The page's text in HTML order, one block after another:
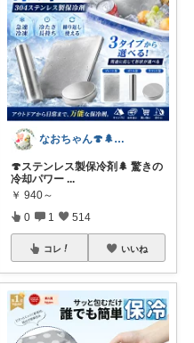
なおちゃん🍄🌲好きなものに囲まれたい
🍄ステンレス製保冷剤🌲 驚きの
冷却パワー ...
￥ 940～
0 1 514
コレ いいね